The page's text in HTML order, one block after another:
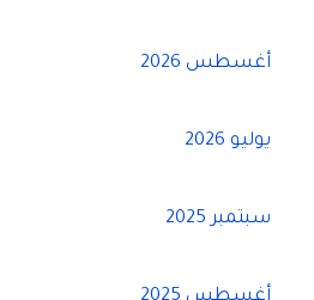
أغسطس 2026
يوليو 2026
سبتمبر 2025